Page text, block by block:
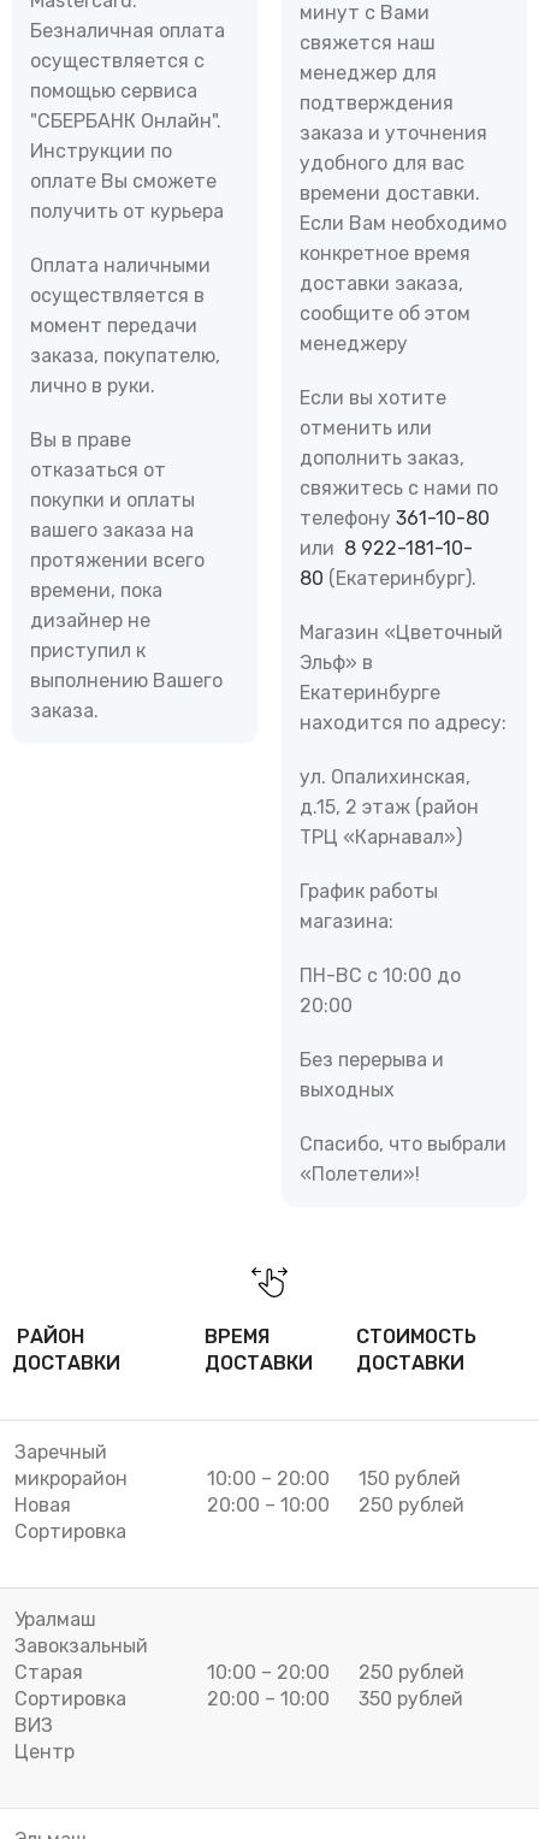
Безналичная оплата
осуществляется с
помощью сервиса
"СБЕРБАНК Онлайн".
Инструкции по
оплате Вы сможете
получить от курьера
Оплата наличными
осуществляется в
момент передачи
заказа, покупателю,
лично в руки.
Вы в праве
отказаться от
покупки и оплаты
вашего заказа на
протяжении всего
времени, пока
дизайнер не
приступил к
выполнению Вашего
заказа.
минут с Вами
свяжется наш
менеджер для
подтверждения
заказа и уточнения
удобного для вас
времени доставки.
Если Вам необходимо
конкретное время
доставки заказа,
сообщите об этом
менеджеру
Если вы хотите
отменить или
дополнить заказ,
свяжитесь с нами по
телефону 361-10-80
или 8 922-181-10-
80 (Екатеринбург).
Магазин «Цветочный
Эльф» в
Екатеринбурге
находится по адресу:
ул. Опалихинская,
д.15, 2 этаж (район
ТРЦ «Карнавал»)
График работы
магазина:
ПН-ВС с 10:00 до
20:00
Без перерыва и
выходных
Спасибо, что выбрали
«Полетели»!
РАЙОН
ДОСТАВКИ
ВРЕМЯ
ДОСТАВКИ
СТОИМОСТЬ
ДОСТАВКИ
Заречный
микрорайон
Новая
Сортировка
10:00 – 20:00
20:00 – 10:00
150 рублей
250 рублей
Уралмаш
Завокзальный
Старая
Сортировка
ВИЗ
Центр
10:00 – 20:00
20:00 – 10:00
250 рублей
350 рублей